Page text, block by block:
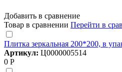
Добавить в сравнение
Товар в сравнении Перейти в
Плитка зеркальная 200*200, в
Артикул: Ц0000005514
0 Р